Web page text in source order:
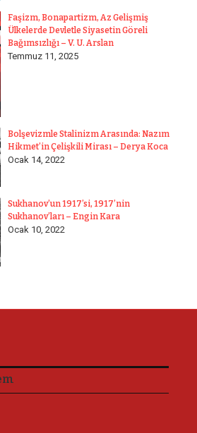
Faşizm, Bonapartizm, Az Gelişmiş
Ülkelerde Devletle Siyasetin Göreli
Bağımsızlığı – V. U. Arslan
Temmuz 11, 2025
Bolşevizmle Stalinizm Arasında: Nazım
Hikmet’in Çelişkili Mirası – Derya Koca
Ocak 14, 2022
Sukhanov’un 1917’si, 1917’nin
Sukhanov’ları – Engin Kara
Ocak 10, 2022